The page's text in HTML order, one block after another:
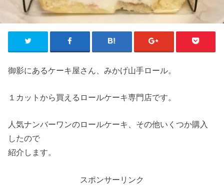
御影にあるケーキ屋さん、みかげ山手ロール。
１カットから買えるロールケーキ専門店です。
人気ナンバーワンのロールケーキ、その他いくつか購入
したので
紹介します。
スポンサーリンク